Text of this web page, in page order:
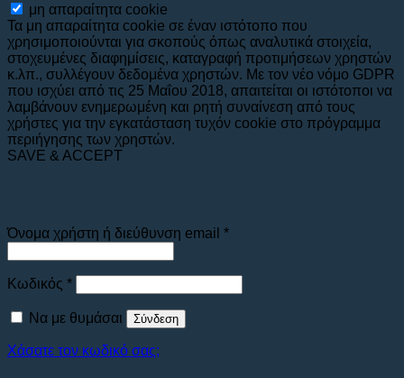
μη απαραίτητα cookie
Τα μη απαραίτητα cookie σε έναν ιστότοπο που
χρησιμοποιούνται για σκοπούς όπως αναλυτικά στοιχεία,
στοχευμένες διαφημίσεις, καταγραφή προτιμήσεων χρηστών
κ.λπ., συλλέγουν δεδομένα χρηστών. Με τον νέο νόμο GDPR
που ισχύει από τις 25 Μαΐου 2018, απαιτείται οι ιστότοποι να
λαμβάνουν ενημερωμένη και ρητή συναίνεση από τους
χρήστες για την εγκατάσταση τυχόν cookie στο πρόγραμμα
περιήγησης των χρηστών.
SAVE & ACCEPT
Όνομα χρήστη ή διεύθυνση email *Απαιτείται
Κωδικός *Απαιτείται
Να με θυμάσαι Σύνδεση
Χάσατε τον κωδικό σας;